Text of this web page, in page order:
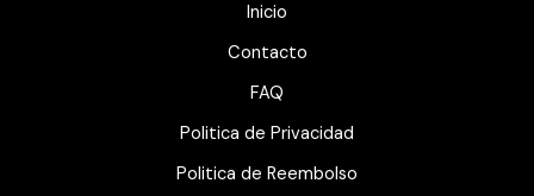
Inicio
Contacto
FAQ
Politica de Privacidad
Politica de Reembolso